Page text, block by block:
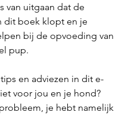
van uitgaan dat de
dit boek klopt en je
bij de opvoeding van
pup.
en adviezen in dit e-
voor jou en je hond?
je hebt namelijk